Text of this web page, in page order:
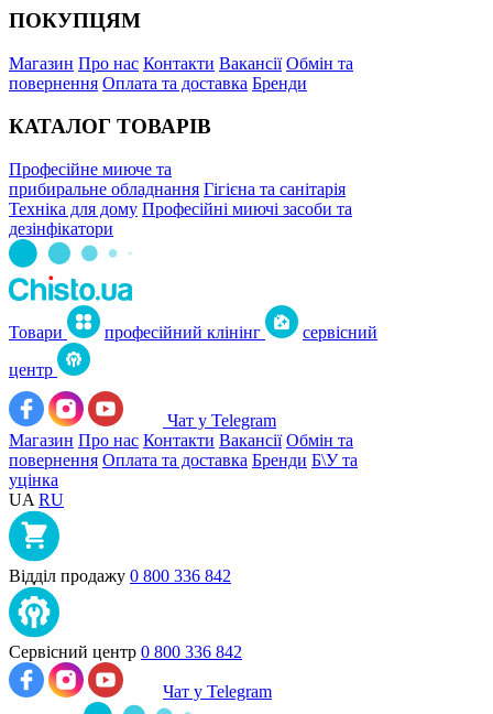
ПОКУПЦЯМ
Магазин Про нас Контакти Вакансії Обмін та
повернення Оплата та доставка Бренди
КАТАЛОГ ТОВАРІВ
Професійне миюче та
прибиральне обладнання Гігієна та санітарія
Техніка для дому Професійні миючі засоби та
дезінфікатори
Товари професійний клінінг
сервісний
центр
Чат у Telegram
Магазин Про нас Контакти Вакансії Обмін та
повернення Оплата та доставка Бренди Б\У та
уцінка
UA RU
Відділ продажу 0 800 336 842
Сервісний центр 0 800 336 842
Чат у Telegram